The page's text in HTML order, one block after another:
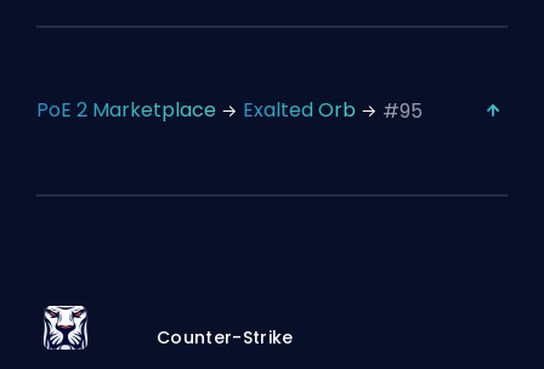
PoE 2 Marketplace Exalted Orb #95
Counter-Strike